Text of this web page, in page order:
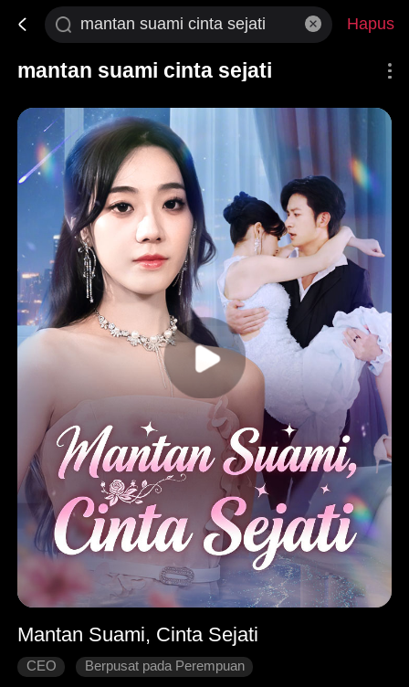
Hapus
mantan suami cinta sejati
Mantan Suami, Cinta Sejati
CEO
Berpusat pada Perempuan